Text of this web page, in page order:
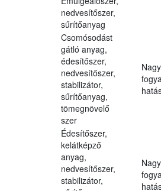
nedvesítőszer,
sűrítőanyag
Csomósodást
gátló anyag,
édesítőszer,
nedvesítőszer,
stabilizátor,
sűrítőanyag,
tömegnövelő
szer
Édesítőszer,
kelátképző
anyag,
nedvesítőszer,
stabilizátor,